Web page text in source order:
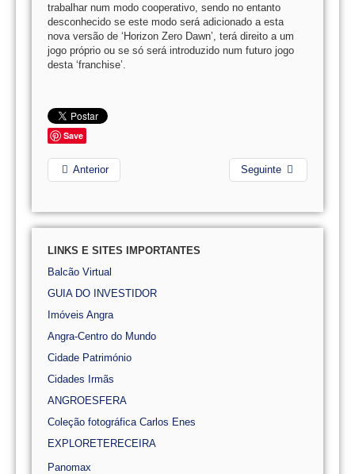
trabalhar num modo cooperativo, sendo no entanto
desconhecido se este modo será adicionado a esta
nova versão de ‘Horizon Zero Dawn’, terá direito a um
jogo próprio ou se só será introduzido num futuro jogo
desta ‘franchise’.
Save
Anterior Seguinte
LINKS E SITES IMPORTANTES
Balcão Virtual
GUIA DO INVESTIDOR
Imóveis Angra
Angra-Centro do Mundo
Cidade Património
Cidades Irmãs
ANGROESFERA
Coleção fotográfica Carlos Enes
EXPLORETERECEIRA
Panomax